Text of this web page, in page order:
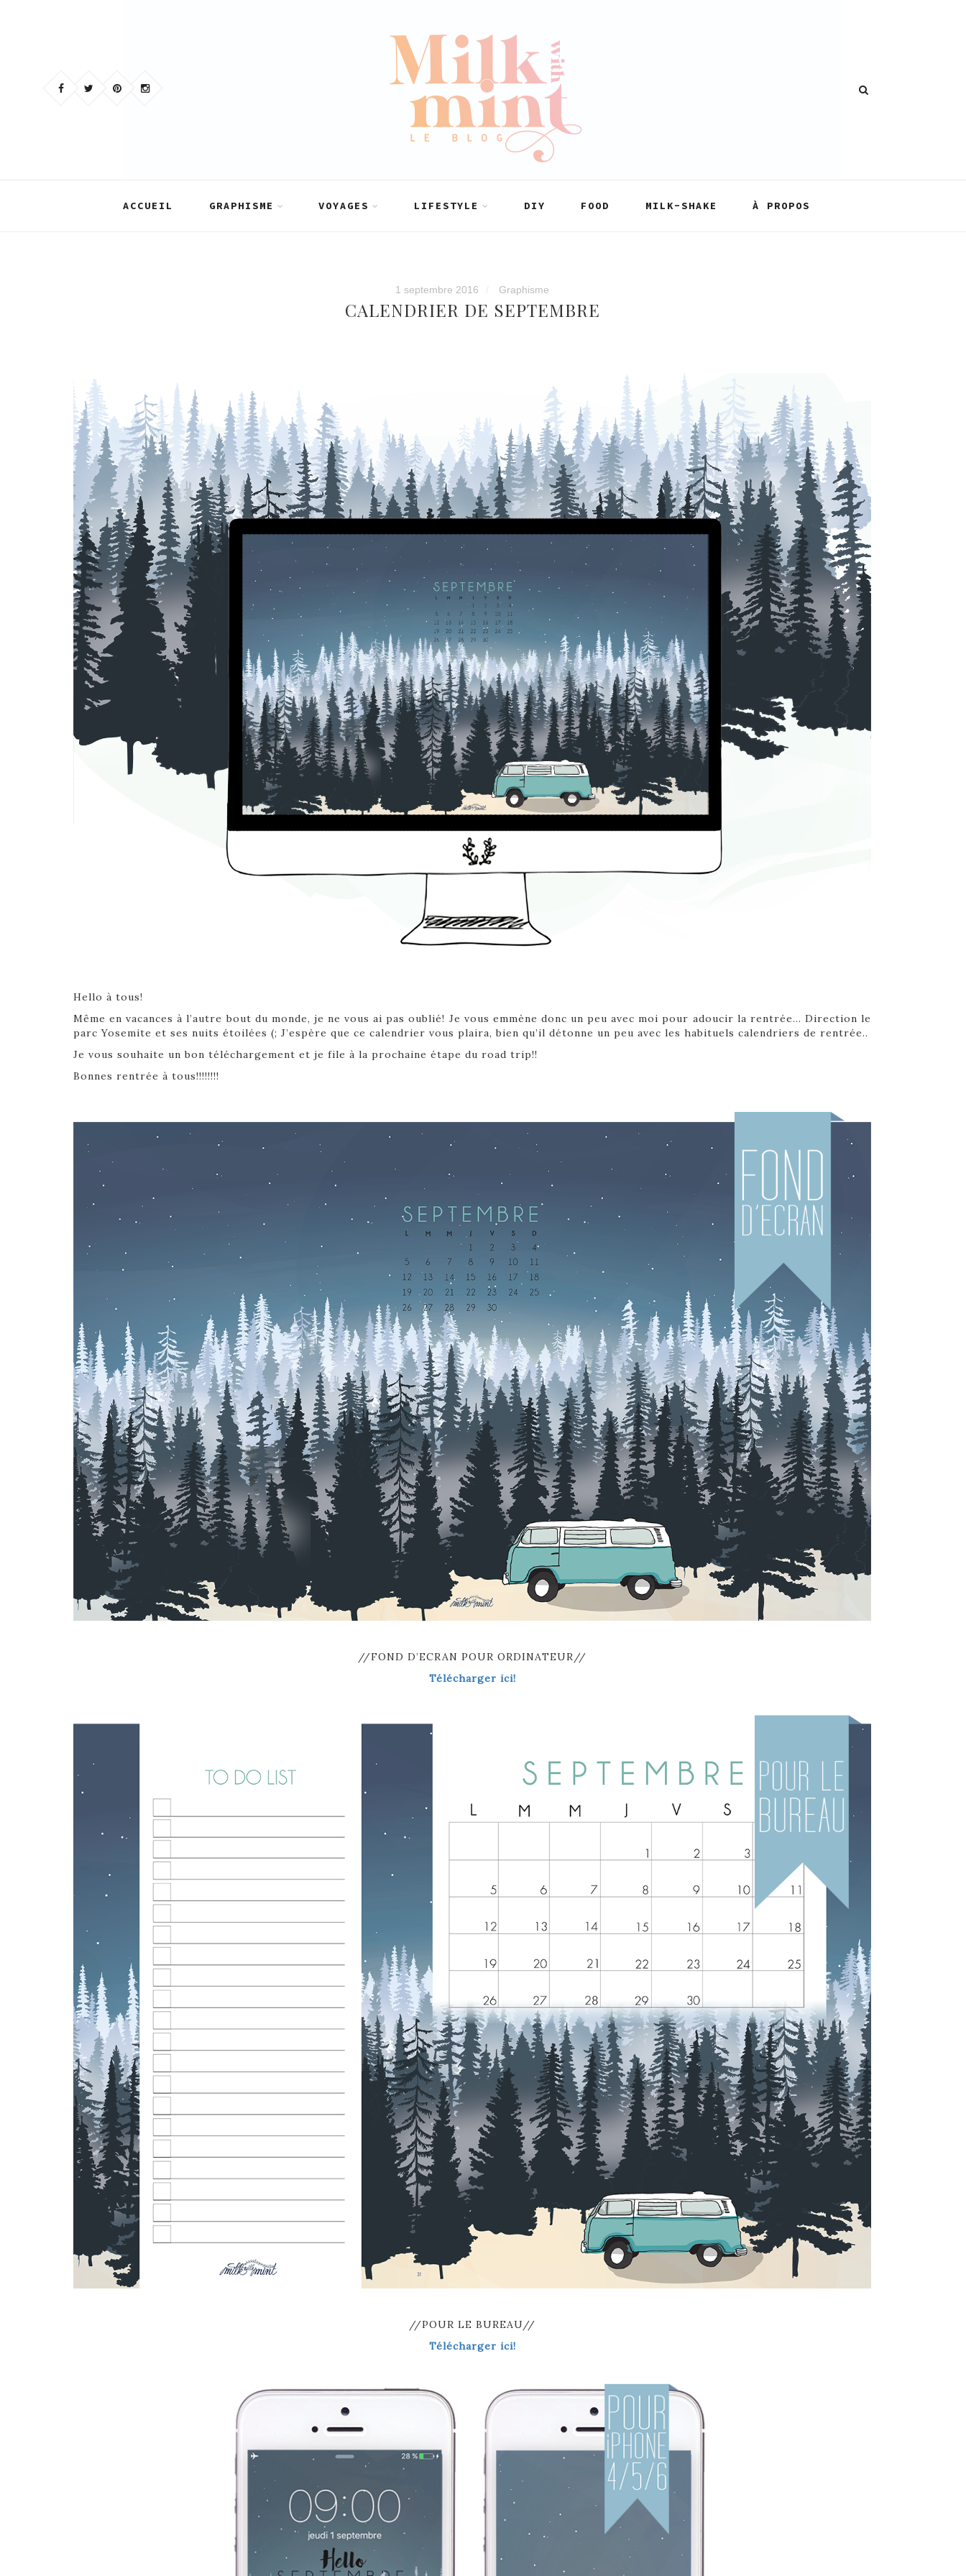
ACCUEIL GRAPHISME VOYAGES LIFESTYLE DIY FOOD MILK-SHAKE À PROPOS
1 septembre 2016 Graphisme
CALENDRIER DE SEPTEMBRE
Hello à tous!
Même en vacances à l’autre bout du monde, je ne vous ai pas oublié! Je vous emmène donc un peu avec moi pour adoucir la rentrée… Direction le
parc Yosemite et ses nuits étoilées (; J’espère que ce calendrier vous plaira, bien qu’il détonne un peu avec les habituels calendriers de rentrée..
Je vous souhaite un bon téléchargement et je file à la prochaine étape du road trip!!
Bonnes rentrée à tous!!!!!!!!
//FOND D’ECRAN POUR ORDINATEUR//
Télécharger ici!
//POUR LE BUREAU//
Télécharger ici!